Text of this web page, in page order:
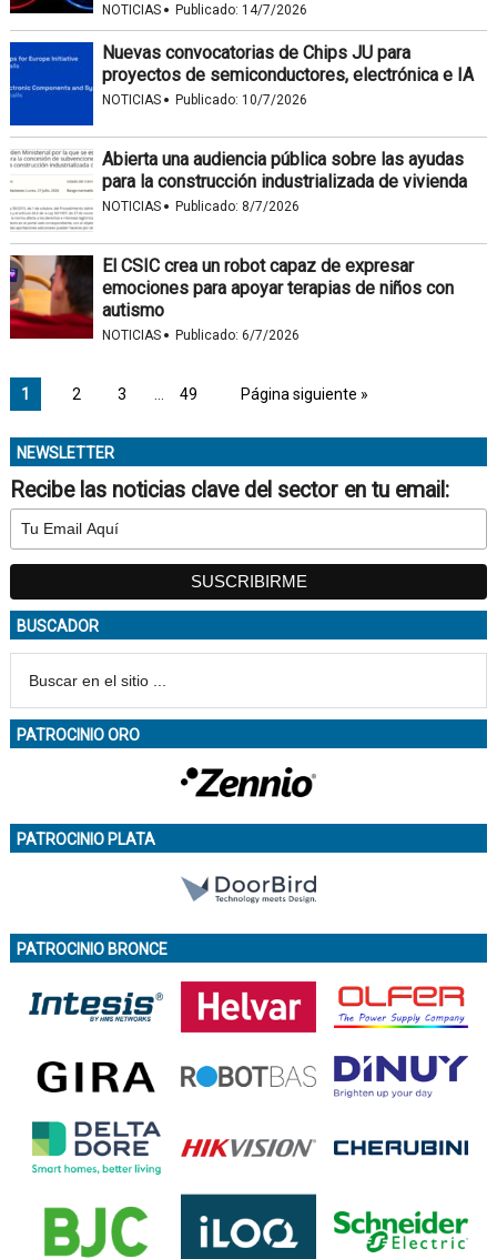
NOTICIAS · Publicado: 14/7/2026
Nuevas convocatorias de Chips JU para
proyectos de semiconductores, electrónica e IA
NOTICIAS · Publicado: 10/7/2026
Abierta una audiencia pública sobre las ayudas
para la construcción industrializada de vivienda
NOTICIAS · Publicado: 8/7/2026
El CSIC crea un robot capaz de expresar
emociones para apoyar terapias de niños con
autismo
NOTICIAS · Publicado: 6/7/2026
1 2 3 49 Página siguiente »
NEWSLETTER
Recibe las noticias clave del sector en tu email:
BUSCADOR
PATROCINIO ORO
PATROCINIO PLATA
PATROCINIO BRONCE